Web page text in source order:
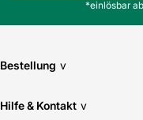
*einlösbar
Bestellung v
Hilfe & Kontakt v